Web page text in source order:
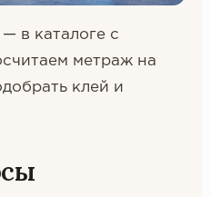
в каталоге с
метраж на
клей и